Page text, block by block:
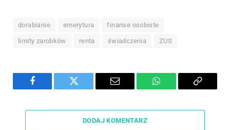
dorabianie emerytura finanse osobiste
limity zarobków renta świadczenia ZUS
Facebook Twitter Email WhatsAppCopy
DODAJ KOMENTARZ